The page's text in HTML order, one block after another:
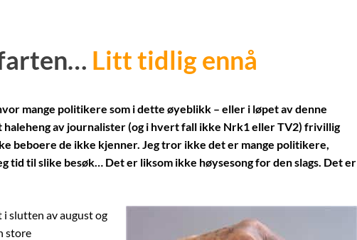
Litt tidlig ennå
mange politikere som i dette øyeblikk – eller i løpet av denne
haleheng av journalister (og i hvert fall ikke Nrk1 eller TV2) frivillig
beboere de ikke kjenner. Jeg tror ikke det er mange politikere,
tid til slike besøk… Det er liksom ikke høysesong for den slags. Det er
i slutten av august og
store